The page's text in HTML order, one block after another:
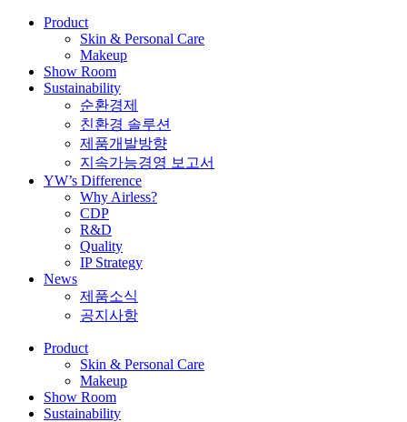
Product
Skin & Personal Care
Makeup
Show Room
Sustainability
순환경제
친환경 솔루션
제품개발방향
지속가능경영 보고서
YW’s Difference
Why Airless?
CDP
R&D
Quality
IP Strategy
News
제품소식
공지사항
Product
Skin & Personal Care
Makeup
Show Room
Sustainability